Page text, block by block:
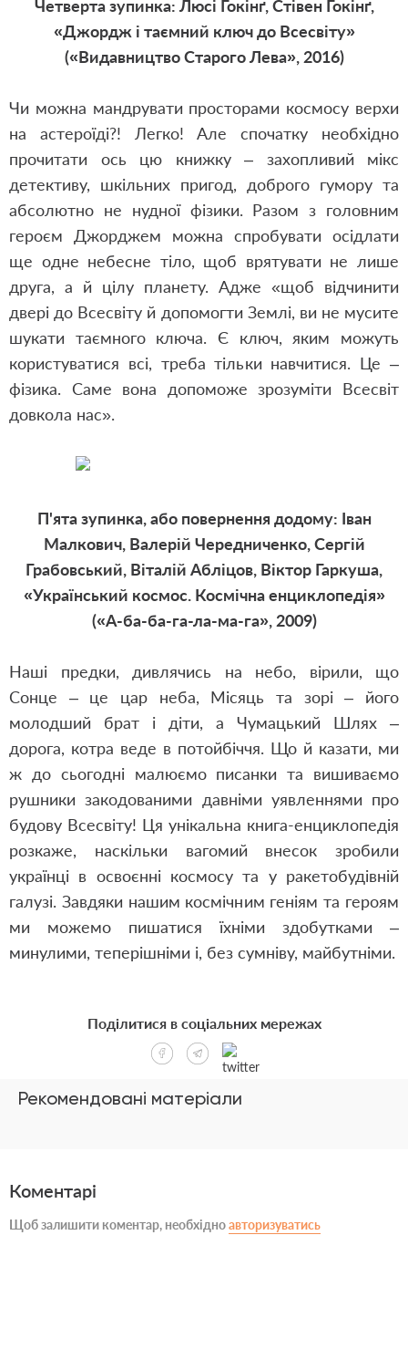
Четверта зупинка: Люсі Гокінґ, Стівен Гокінґ,
«Джордж і таємний ключ до Всесвіту»
(«Видавництво Старого Лева», 2016)
Чи можна мандрувати просторами космосу верхи
на астероїді?! Легко! Але спочатку необхідно
прочитати ось цю книжку – захопливий мікс
детективу, шкільних пригод, доброго гумору та
абсолютно не нудної фізики. Разом з головним
героєм Джорджем можна спробувати осідлати
ще одне небесне тіло, щоб врятувати не лише
друга, а й цілу планету. Адже «щоб відчинити
двері до Всесвіту й допомогти Землі, ви не мусите
шукати таємного ключа. Є ключ, яким можуть
користуватися всі, треба тільки навчитися. Це –
фізика. Саме вона допоможе зрозуміти Всесвіт
довкола нас».
П'ята зупинка, або повернення додому: Іван
Малкович, Валерій Чередниченко, Сергій
Грабовський, Віталій Абліцов, Віктор Гаркуша,
«Український космос. Космічна енциклопедія»
(«А-ба-ба-га-ла-ма-га», 2009)
Наші предки, дивлячись на небо, вірили, що
Сонце – це цар неба, Місяць та зорі – його
молодший брат і діти, а Чумацький Шлях –
дорога, котра веде в потойбіччя. Що й казати, ми
ж до сьогодні малюємо писанки та вишиваємо
рушники закодованими давніми уявленнями про
будову Всесвіту! Ця унікальна книга-енциклопедія
розкаже, наскільки вагомий внесок зробили
українці в освоєнні космосу та у ракетобудівній
галузі. Завдяки нашим космічним геніям та героям
ми можемо пишатися їхніми здобутками –
минулими, теперішніми і, без сумніву, майбутніми.
Рекомендовані матеріали
Поділитися в соціальних мережах
Коментарі
Щоб залишити коментар, необхідноавторизуватись